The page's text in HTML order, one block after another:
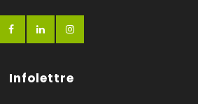
Infolettre